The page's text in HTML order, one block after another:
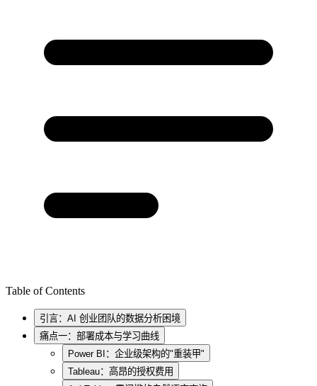
Table of Contents
引言：AI 创业团队的数据分析困境
痛点一：部署成本与学习曲线
Power BI：企业级架构的"重装甲"
Tableau：高昂的授权费用